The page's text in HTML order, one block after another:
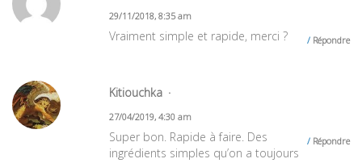
29/11/2018, 8:35 am
Répondre
Vraiment simple et rapide, merci ?
Kitiouchka
27/04/2019, 4:30 am
Répondre
Super bon. Rapide à faire. Des
ingrédients simples qu’on a toujours